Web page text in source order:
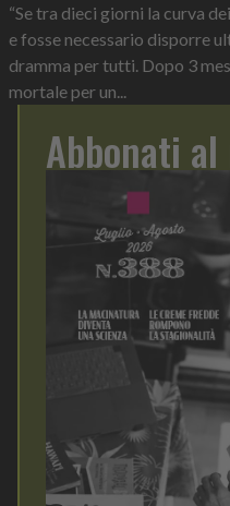
“Se tra dieci giorni la curva
e fosse necessario disporre
dramma per tutti. Dopo 3
mortale per un...
Abbonati al